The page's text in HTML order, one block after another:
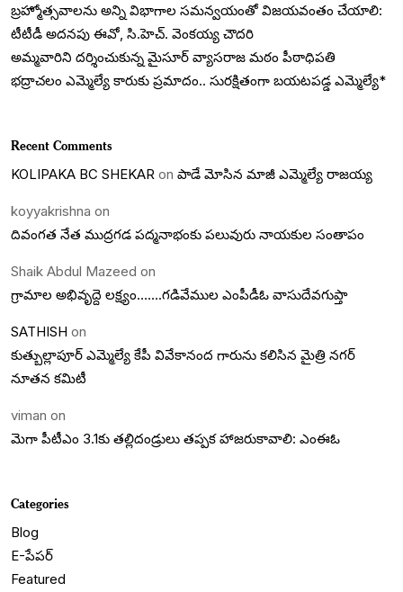
బ్రహ్మోత్సవాలను అన్ని విభాగాల సమన్వయంతో విజయవంతం చేయాలి:
టీటీడీ అదనపు ఈవో, సి.హెచ్. వెంకయ్య చౌదరి
అమ్మవారిని దర్శించుకున్న మైసూర్ వ్యాసరాజ మఠం పీఠాధిపతి
భద్రాచలం ఎమ్మెల్యే కారుకు ప్రమాదం.. సురక్షితంగా బయటపడ్డ ఎమ్మెల్యే*
Recent Comments
KOLIPAKA BC SHEKAR on పాడే మోసిన మాజీ ఎమ్మెల్యే రాజయ్య
koyyakrishna on
దివంగత నేత ముద్రగడ పద్మనాభంకు పలువురు నాయకుల సంతాపం
Shaik Abdul Mazeed on
గ్రామాల అభివృద్దె లక్ష్యం…….గడివేముల ఎంపీడీఓ వాసుదేవగుప్తా
SATHISH on
కుత్బుల్లాపూర్ ఎమ్మెల్యే కేపీ వివేకానంద గారును కలిసిన మైత్రి నగర్
నూతన కమిటీ
viman on
మెగా పీటీఎం 3.1కు తల్లిదండ్రులు తప్పక హాజరుకావాలి: ఎంఈఓ
Categories
Blog
E-పేపర్
Featured